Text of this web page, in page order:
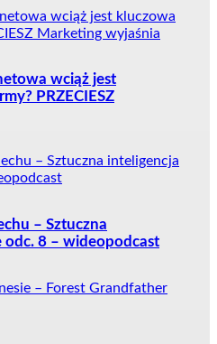
wciąż jest
PRZECIESZ
– Sztuczna
odc. 8 – wideopodcast